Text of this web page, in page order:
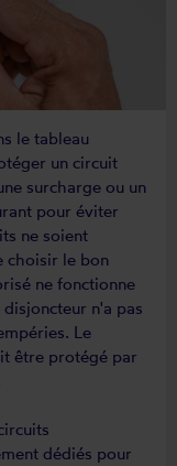
le tableau
un circuit
surcharge ou un
pour éviter
ne soient
choisir le bon
ne fonctionne
n'a pas
Le
être protégé par
dédiés pour